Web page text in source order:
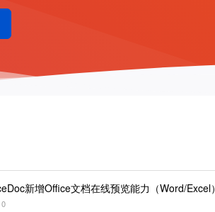
新增Office文档在线预览能力（Word/Excel）
0